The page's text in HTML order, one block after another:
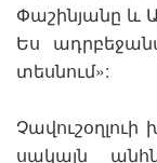
Փաշինյանը և
Ես
տեսնում»:
սակայն